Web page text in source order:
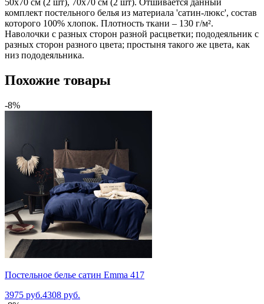
50х70 см (2 шт), 70х70 см (2 шт). Отшивается данный
комплект постельного белья из материала 'сатин-люкс', состав
которого 100% хлопок. Плотность ткани – 130 г/м².
Наволочки с разных сторон разной расцветки; пододеяльник с
разных сторон разного цвета; простыня такого же цвета, как
низ пододеяльника.
Похожие товары
-8%
Постельное белье сатин Emma 417
3975 руб.4308 руб.